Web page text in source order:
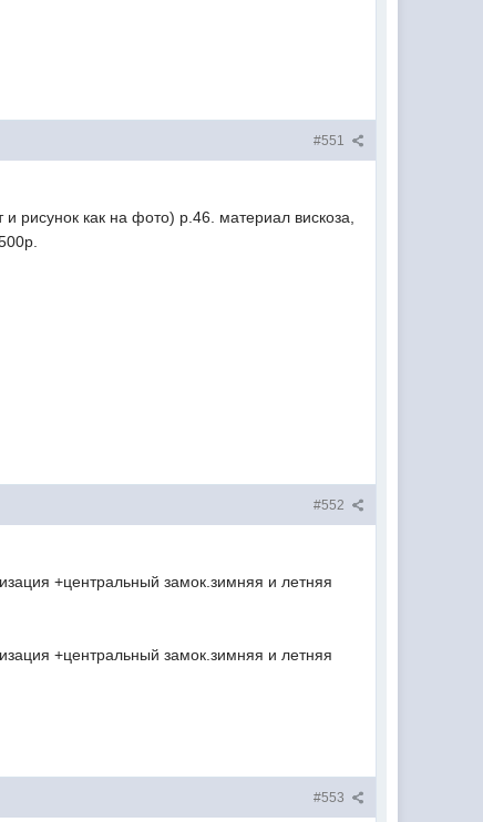
#551
рисунок как на фото) р.46. материал вискоза,
#552
+центральный замок.зимняя и летняя
+центральный замок.зимняя и летняя
#553